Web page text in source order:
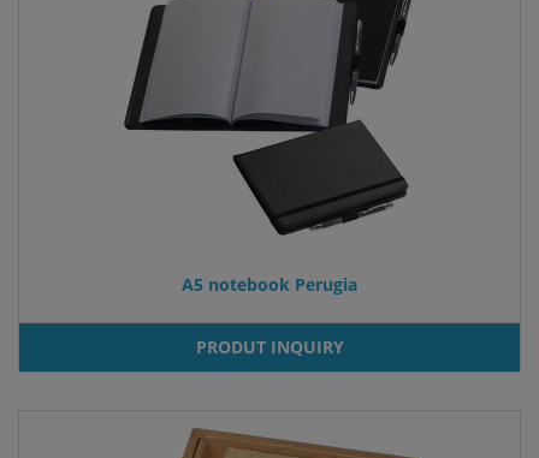
A5 notebook Perugia
PRODUT INQUIRY